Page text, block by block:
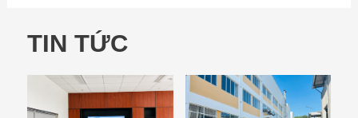
TIN TỨC